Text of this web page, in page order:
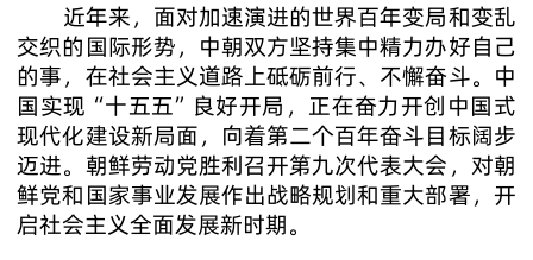
近年来，面对加速演进的世界百年变局和变乱
交织的国际形势，中朝双方坚持集中精力办好自己
的事，在社会主义道路上砥砺前行、不懈奋斗。中
国实现“十五五”良好开局，正在奋力开创中国式
现代化建设新局面，向着第二个百年奋斗目标阔步
迈进。朝鲜劳动党胜利召开第九次代表大会，对朝
鲜党和国家事业发展作出战略规划和重大部署，开
启社会主义全面发展新时期。